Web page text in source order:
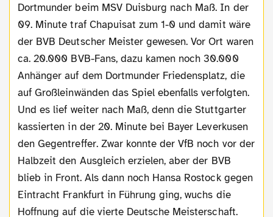
Dortmunder beim MSV Duisburg nach Maß. In der
09. Minute traf Chapuisat zum 1-0 und damit wäre
der BVB Deutscher Meister gewesen. Vor Ort waren
ca. 20.000 BVB-Fans, dazu kamen noch 30.000
Anhänger auf dem Dortmunder Friedensplatz, die
auf Großleinwänden das Spiel ebenfalls verfolgten.
Und es lief weiter nach Maß, denn die Stuttgarter
kassierten in der 20. Minute bei Bayer Leverkusen
den Gegentreffer. Zwar konnte der VfB noch vor der
Halbzeit den Ausgleich erzielen, aber der BVB
blieb in Front. Als dann noch Hansa Rostock gegen
Eintracht Frankfurt in Führung ging, wuchs die
Hoffnung auf die vierte Deutsche Meisterschaft.